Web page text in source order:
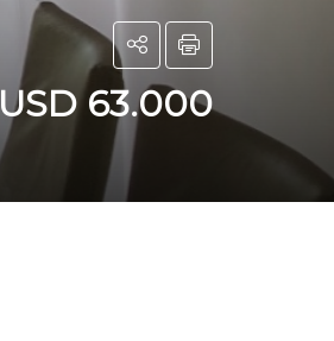
USD 63.000